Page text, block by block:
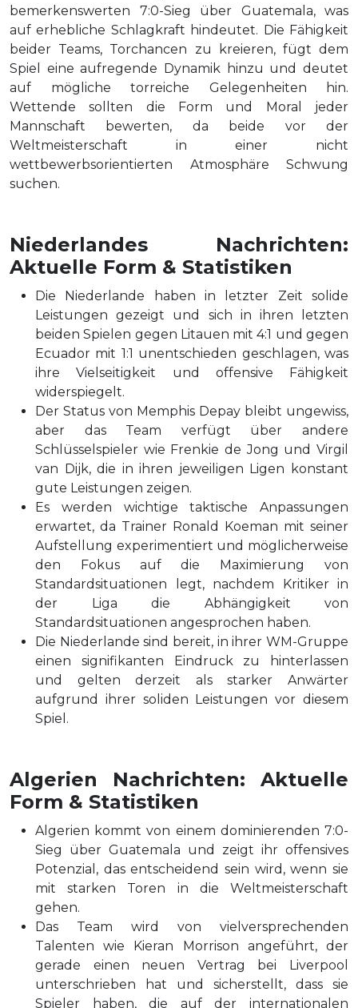
bemerkenswerten 7:0-Sieg über Guatemala, was
auf erhebliche Schlagkraft hindeutet. Die Fähigkeit
beider Teams, Torchancen zu kreieren, fügt dem
Spiel eine aufregende Dynamik hinzu und deutet
auf mögliche torreiche Gelegenheiten hin.
Wettende sollten die Form und Moral jeder
Mannschaft bewerten, da beide vor der
Weltmeisterschaft in einer nicht
wettbewerbsorientierten Atmosphäre Schwung
suchen.
Niederlandes Nachrichten:
Aktuelle Form & Statistiken
Die Niederlande haben in letzter Zeit solide
Leistungen gezeigt und sich in ihren letzten
beiden Spielen gegen Litauen mit 4:1 und gegen
Ecuador mit 1:1 unentschieden geschlagen, was
ihre Vielseitigkeit und offensive Fähigkeit
widerspiegelt.
Der Status von Memphis Depay bleibt ungewiss,
aber das Team verfügt über andere
Schlüsselspieler wie Frenkie de Jong und Virgil
van Dijk, die in ihren jeweiligen Ligen konstant
gute Leistungen zeigen.
Es werden wichtige taktische Anpassungen
erwartet, da Trainer Ronald Koeman mit seiner
Aufstellung experimentiert und möglicherweise
den Fokus auf die Maximierung von
Standardsituationen legt, nachdem Kritiker in
der Liga die Abhängigkeit von
Standardsituationen angesprochen haben.
Die Niederlande sind bereit, in ihrer WM-Gruppe
einen signifikanten Eindruck zu hinterlassen
und gelten derzeit als starker Anwärter
aufgrund ihrer soliden Leistungen vor diesem
Spiel.
Algerien Nachrichten: Aktuelle
Form & Statistiken
Algerien kommt von einem dominierenden 7:0-
Sieg über Guatemala und zeigt ihr offensives
Potenzial, das entscheidend sein wird, wenn sie
mit starken Toren in die Weltmeisterschaft
gehen.
Das Team wird von vielversprechenden
Talenten wie Kieran Morrison angeführt, der
gerade einen neuen Vertrag bei Liverpool
unterschrieben hat und sicherstellt, dass sie
Spieler haben, die auf der internationalen